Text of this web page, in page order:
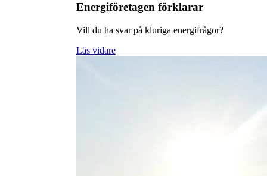
Energiföretagen förklarar
Vill du ha svar på kluriga energifrågor?
Läs vidare